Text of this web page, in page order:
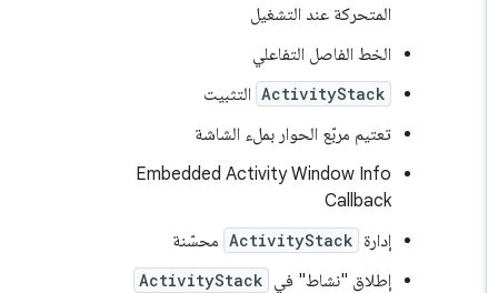
المتحركة عند التشغيل
الخط الفاصل التفاعلي
ActivityStack التثبيت
تعتيم مربّع الحوار بملء الشاشة
Embedded Activity Window Info
Callback
إدارة ActivityStack محسّنة
إطلاق "نشاط" في ActivityStack